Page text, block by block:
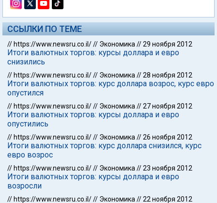
ССЫЛКИ ПО ТЕМЕ
// https://www.newsru.co.il/// Экономика //29 ноября 2012
Итоги валютных торгов: курсы доллара и евро
снизились
// https://www.newsru.co.il/// Экономика //28 ноября 2012
Итоги валютных торгов: курс доллара возрос, курс евро
опустился
// https://www.newsru.co.il/// Экономика //27 ноября 2012
Итоги валютных торгов: курсы доллара и евро
опустились
// https://www.newsru.co.il/// Экономика //26 ноября 2012
Итоги валютных торгов: курс доллара снизился, курс
евро возрос
// https://www.newsru.co.il/// Экономика //23 ноября 2012
Итоги валютных торгов: курсы доллара и евро
возросли
// https://www.newsru.co.il/// Экономика //22 ноября 2012